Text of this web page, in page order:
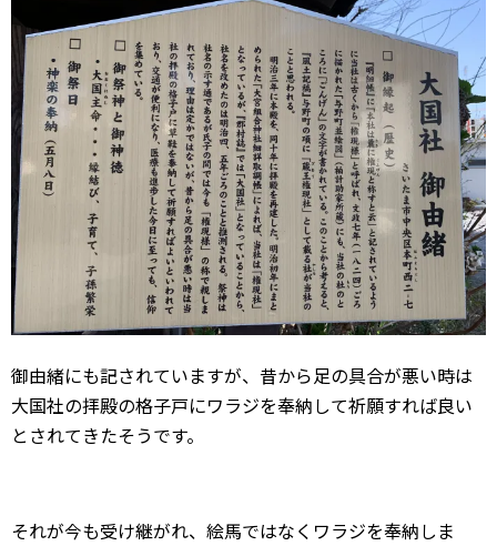
御由緒にも記されていますが、昔から足の具合が悪い時は
大国社の拝殿の格子戸にワラジを奉納して祈願すれば良い
とされてきたそうです。
それが今も受け継がれ、絵馬ではなくワラジを奉納しま